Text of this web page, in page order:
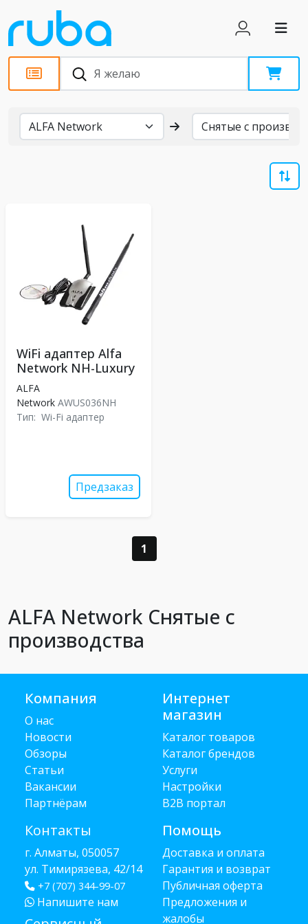
Бренды
WiFi адаптер Alfa
Network NH-Luxury
ALFA
Network AWUS036NH
Тип: Wi-Fi адаптер
Предзаказ
1
ALFA Network Снятые с
производства
Компания
О нас
Новости
Обзоры
Статьи
Вакансии
Партнёрам
Контакты
г. Алматы, 050057
ул. Тимирязева, 42/14
+7 (707) 344-99-07
Напишите нам
Интернет
магазин
Каталог товаров
Каталог брендов
Услуги
Настройки
B2B портал
Помощь
Доставка и оплата
Гарантия и возврат
Публичная оферта
Предложения и
жалобы